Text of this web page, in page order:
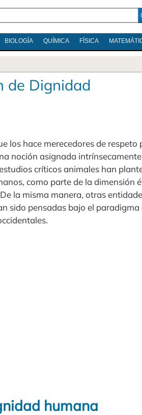
BIOLOGÍA QUÍMICA FÍSICA
de Dignidad
los hace merecedores de respeto
noción asignada
críticos animales han
como parte de la dimensión
la misma manera, otras
sido pensadas bajo el paradigma
humana